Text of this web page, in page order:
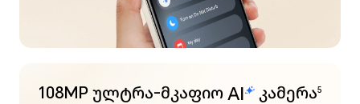
108MP ულტრა-მკაფიო კამერა5